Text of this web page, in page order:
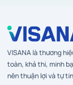
VISANA là thương
toàn, khả thi, minh
nên thuận lợi và tự